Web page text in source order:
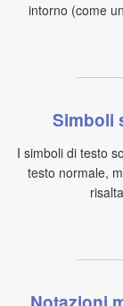
intorno (come
Simboli
I simboli di testo
testo normale,